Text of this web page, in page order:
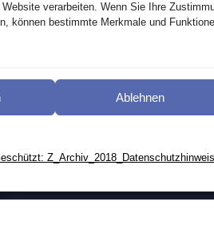
verarbeiten. Wenn Sie Ihre
können bestimmte Merkmale und
Ablehnen
Z_Archiv_2018_Datenschutzhinweis